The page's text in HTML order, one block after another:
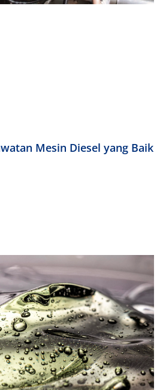
Mesin Diesel yang Baik